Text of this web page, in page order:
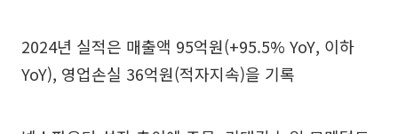
2024년 실적은 매출액 95억원(+95.5% YoY, 이하
YoY), 영업손실 36억원(적자지속)을 기록